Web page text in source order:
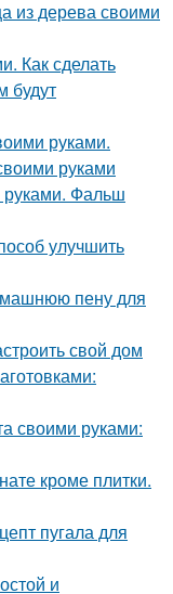
из дерева своими
Как сделать
будут
руками.
руками
руками. Фальш
улучшить
пену для
свой дом
своими руками:
кроме плитки.
пугала для
и